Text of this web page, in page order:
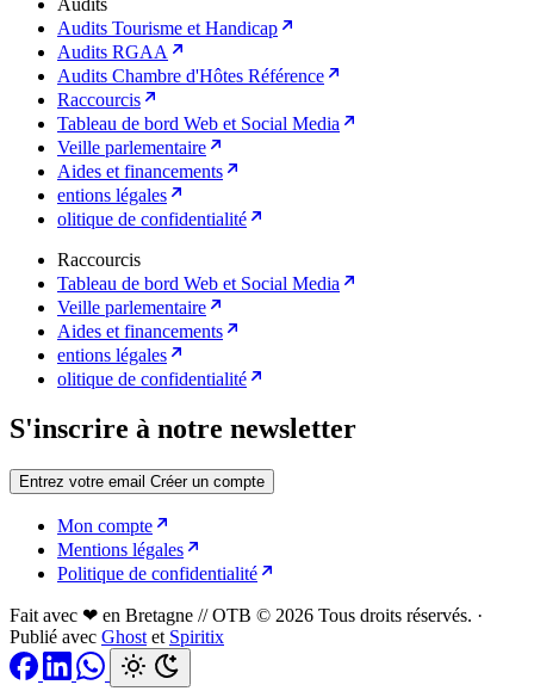
Audits Tourisme et Handicap
Audits RGAA
Audits Chambre d'Hôtes Référence
Raccourcis
Tableau de bord Web et Social Media
Veille parlementaire
Aides et financements
entions légales
olitique de confidentialité
Raccourcis
Tableau de bord Web et Social Media
Veille parlementaire
Aides et financements
entions légales
olitique de confidentialité
S'inscrire à notre newsletter
Entrez votre email Créer un compte
Mon compte
Mentions légales
Politique de confidentialité
Fait avec ❤ en Bretagne // OTB © 2026 Tous droits réservés. ·
Publié avec Ghost et Spiritix